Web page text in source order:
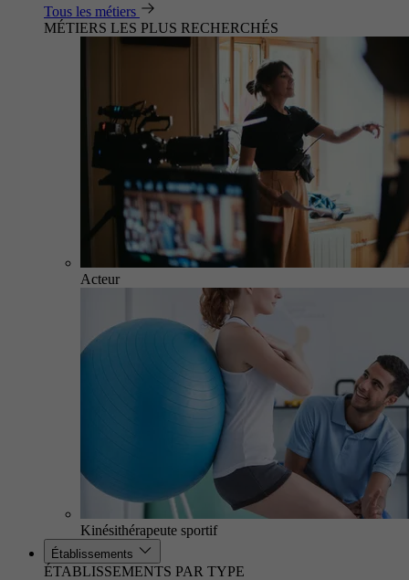
Tous les métiers
MÉTIERS LES PLUS RECHERCHÉS
Acteur
Kinésithérapeute sportif
Établissements
ÉTABLISSEMENTS PAR TYPE